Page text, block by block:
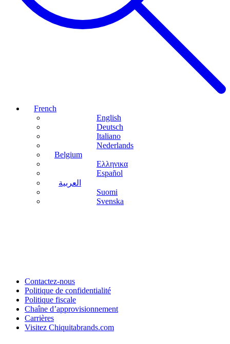
French
English
Deutsch
Italiano
Nederlands
Belgium
Ελληνικα
Español
العربية
Suomi
Svenska
Contactez-nous
Politique de confidentialité
Politique fiscale
Chaîne d’approvisionnement
Carrières
Visitez Chiquitabrands.com